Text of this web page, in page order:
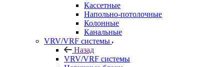
Кассетные
Напольно-потолочные
Колонные
Канальные
VRV/VRF системы
Назад
VRV/VRF системы